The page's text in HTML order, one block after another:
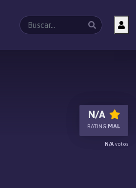
N/A
RATING MAL
N/A votos